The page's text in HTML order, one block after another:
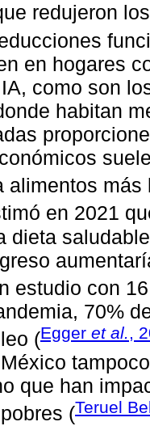
redujeron
en hogares
como son
habitan
alimentos
en 2021
dieta
estudio con
70%
(Egger et al.,
que han
(Teruel